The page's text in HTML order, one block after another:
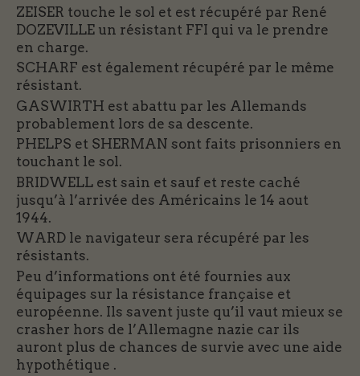
ZEISER touche le sol et est récupéré par René
DOZEVILLE un résistant FFI qui va le prendre
en charge.
SCHARF est également récupéré par le même
résistant.
GASWIRTH est abattu par les Allemands
probablement lors de sa descente.
PHELPS et SHERMAN sont faits prisonniers en
touchant le sol.
BRIDWELL est sain et sauf et reste caché
jusqu’à l’arrivée des Américains le 14 aout
1944.
WARD le navigateur sera récupéré par les
résistants.
Peu d’informations ont été fournies aux
équipages sur la résistance française et
européenne. Ils savent juste qu’il vaut mieux se
crasher hors de l’Allemagne nazie car ils
auront plus de chances de survie avec une aide
hypothétique .